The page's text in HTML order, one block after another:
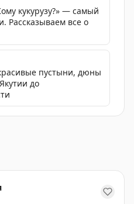
кукурузу?» — самый
Рассказываем все о
пустыни, дюны
до